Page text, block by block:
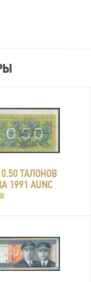
ТАЛОНОВ
1991 AUNC